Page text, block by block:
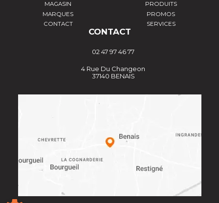
MAGASIN
PRODUITS
MARQUES
PROMOS
CONTACT
SERVICES
CONTACT
02 47 97 46 77
4 Rue Du Changeon
37140 BENAIS